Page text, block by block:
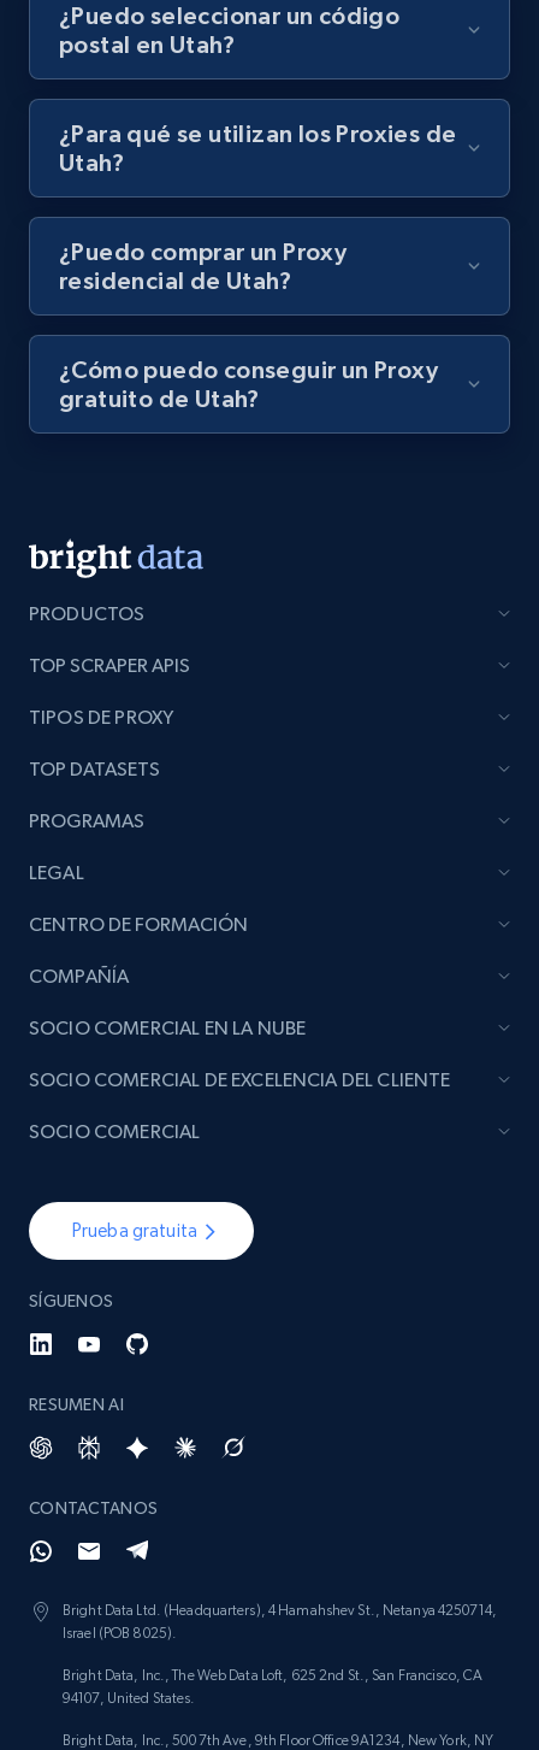
¿Puedo seleccionar un código
postal en Utah?
¿Para qué se utilizan los Proxies de
Utah?
¿Puedo comprar un Proxy
residencial de Utah?
¿Cómo puedo conseguir un Proxy
gratuito de Utah?
PRODUCTOS
TOP SCRAPER APIS
TIPOS DE PROXY
TOP DATASETS
PROGRAMAS
LEGAL
CENTRO DE FORMACIÓN
COMPAÑÍA
Prueba gratuita
SÍGUENOS
RESUMEN AI
CONTACTANOS
Bright Data Ltd. (Headquarters), 4 Hamahshev St., Netanya 4250714,
Israel (POB 8025).
Bright Data, Inc., The Web Data Loft, 625 2nd St., San Francisco, CA
94107, United States.
Bright Data, Inc., 500 7th Ave, 9th Floor Office 9A1234, New York, NY
SOCIO COMERCIAL EN LA NUBE
SOCIO COMERCIAL DE EXCELENCIA DEL CLIENTE
SOCIO COMERCIAL